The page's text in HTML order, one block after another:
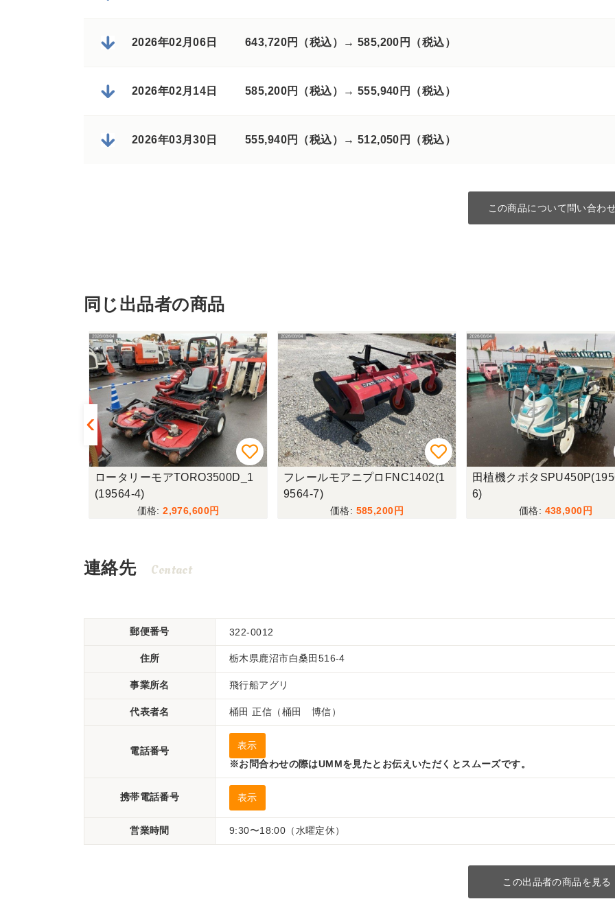
2026年02月06日 643,720円（税込）→ 585,200円（税込）
2026年02月14日 585,200円（税込）→ 555,940円（税込）
2026年03月30日 555,940円（税込）→ 512,050円（税込）
この商品について問い合わ
同じ出品者の商品
フレールモアニプロFNC1402(1
9564-7)
585,200
田植機クボタSPU450P(19564-
6)
438,900
ロータリーモア
(19564-5)
2,200,000
連絡先 Contact
郵便番号 322-0012
住所 栃木県鹿沼市白桑田516-4
事業所名 飛行船アグリ
代表者名 桶田 正信（桶田 博信）
電話番号
表示
※お問合わせの際はUMMを見たとお伝えいただくとスムーズです。
携帯電話番号 表示
営業時間 9:30〜18:00（水曜定休）
この出品者の商品を見る